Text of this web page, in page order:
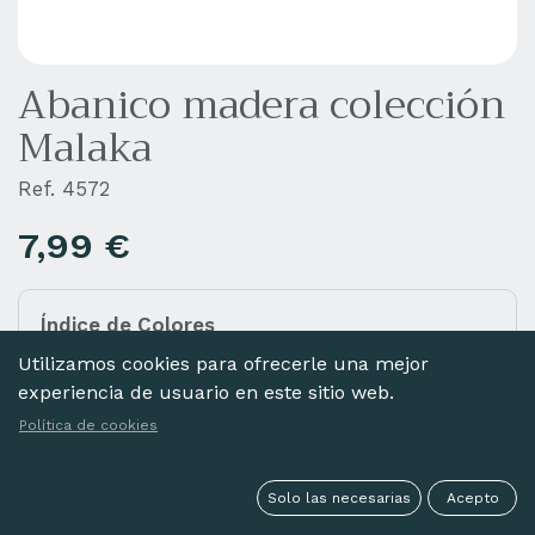
Abanico madera colección
Malaka
Índice de Colores
Añada diferentes colores a la cesta haciendo clic
en las imágenes de abajo.
Ref. 4572
7,99 €
Utilizamos cookies para ofrecerle una mejor
experiencia de usuario en este sitio web.
Política de cookies
Solo las necesarias Acepto